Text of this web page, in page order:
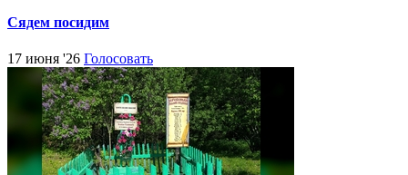
Сядем посидим
17 июня '26 Голосовать